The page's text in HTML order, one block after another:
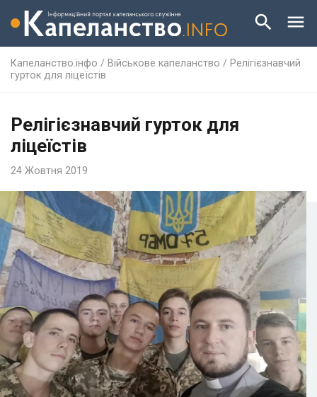
Капеланство.інфо / Військове капеланство / Релігієзнавчий
гурток для ліцеїстів
Релігієзнавчий гурток для
ліцеїстів
24 Жовтня 2019